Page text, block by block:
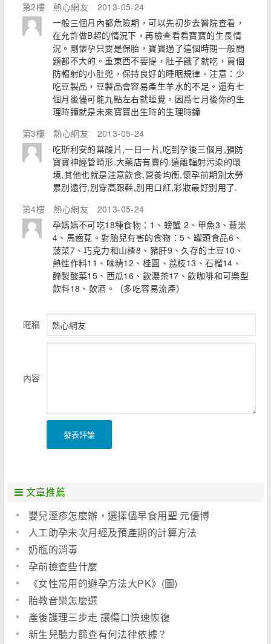
第2樓
熱心網友
2013-05-24
一般三個月內都危險期，可以先初步去醫院查看，
在允許做B超的情況下，再檢查看看寶寶的生長情
況。剛懷孕只要是保胎，寶寶過了這個時期一般問
題都不大的。重東西不要提，肚子餓了就吃，買個
防輻射的小肚兜，保持良好的睡眠規律。注意：少
吃豆製品，豆製品會容易產生羊水的不足。還有七
個月後儘可能九點左右就睡覺，因爲七月後你的生
理時鐘就是未來寶寶出生時的生理時鐘
第3樓
熱心網友
2013-05-24
吃斯利安的葉酸片,一日一片,吃到孕後三個月,預防
寶寶神經管畸形.大藥店有賣的.遠離輻射污染的環
境,其他也就是注意飲食,營養均衡,懷孕前期別太勞
累別遠行,別穿高跟鞋,別用口紅,彩妝最好別用了.
第4樓
熱心網友
2013-05-24
孕媽媽不可吃18種食物：1、螃蟹 2、甲魚3、薏米
4、馬齒莧。對胎兒有害的食物：5、罐頭食品6、
菠菜7、巧克力和山楂8、豬肝9、久存的土豆10、
熱性作料11、味精12、桂圓、荔枝13、石榴14、
醃製酸菜15、西瓜16、飲濃茶17、飲咖啡和可樂型
飲料18、飲酒。（多吃容易流產）
暱稱
內容
發表評論
文章推薦
嬰兒溼疹怎麼辦，選擇儘早食用聖 元優博
人工助孕末次月經及預產期的計算方法
奶瓶的消毒
孕前檢查些什麼
《女性常用的避孕方法大PK》(圖)
胎教音樂怎麼選
產後護理三步走 讓傷口快速恢復
新生兒聽力篩查有何法律依據？